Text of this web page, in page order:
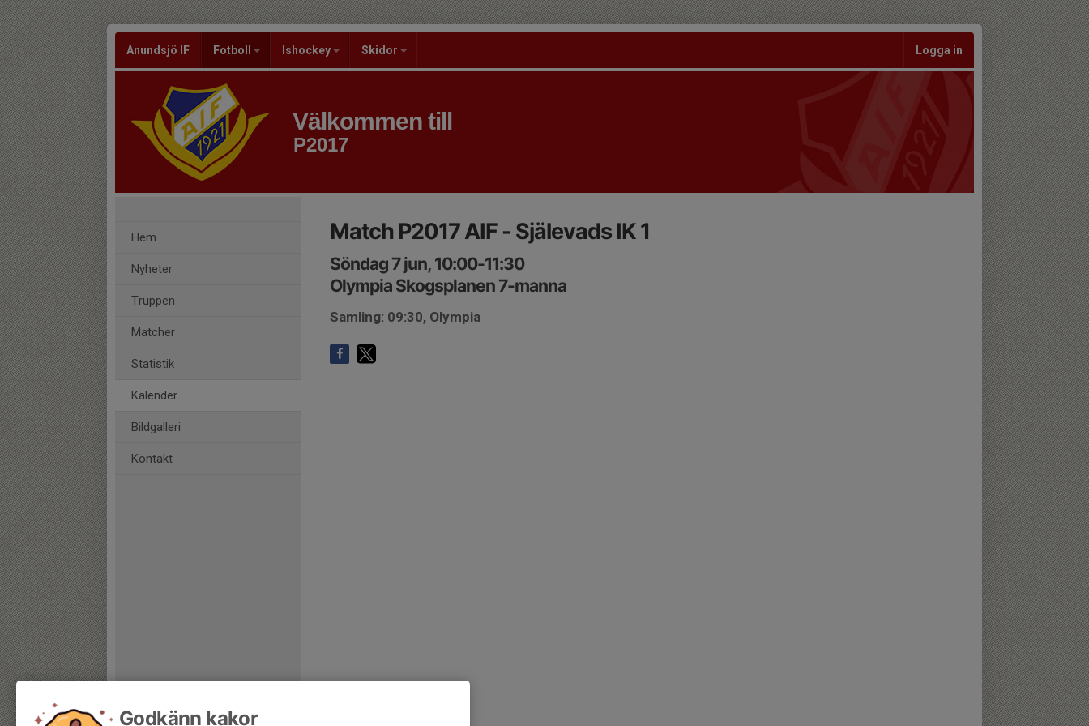
Anundsjö IF Fotboll Ishockey Skidor Logga in
Välkommen till
P2017
Hem
Nyheter
Truppen
Matcher
Statistik
Kalender
Bildgalleri
Kontakt
Match P2017 AIF - Själevads IK 1
Söndag 7 jun, 10:00-11:30
Olympia Skogsplanen 7-manna
Samling: 09:30, Olympia
Godkänn kakor